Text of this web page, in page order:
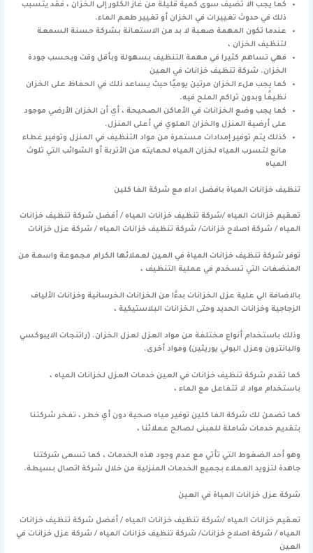
كما يجب الا تضيف سوى كمية قليلة من غاز الكلور إلى الخزان ، فقد يتسبب
ذلك في حدوث تغييرات في الخزان أو تغيير طعم الماء.
عندما تكون المهمة صعبة لا بد من الاستعانة بشركة حسنة السمعة
لتنظيف الخزان ،
فهي تساهم كثيرا في مهمة التنظيف بسهولة وبأقل وقت وبحسب جودة
الخزان. شركة تنظيف خزانات في العين
كما يجب ملء الخزان مرتين يوميًا حيث يساعد ذلك في الحفاظ على الخزان
نظيفًا وبدون تراكم الملح فيه.
كما يجب وضع الخزانات في الأماكن الصحيحة ، أي أن الخزان الأرضي موجود
على أرضية المنزل والخزان العلوي في أعلى المنزل.
كذلك يتم توفير إمدادات مستمرة من مواد التنظيف في المنزل وتوفير غطاء
مانع لتسرب المياه لخزان المياه لحمايته من الأتربة أو الشوائب التي تلوث
المياه
تنظيف خزانات المياة بافضل اداء مع شركة الفا كلين
تعقيم خزانات المياه /شركة تنظيف خزانات المياه / أفضل شركة تنظيف خزانات
المياه / شركة اصلاح خزانات/ شركة تنظيف خزانات المياه / شركة عزل خزانات
توفر شركة تنظيف خزانات المياة في العين لعملائها الكرام مجموعة واسعة من
المنضفات التي تسخدم في عملية التنظيف ،
بالاضافة الي علية عزل الخزانات بدءًا من الخزانات الخرسانية وخزانات الألياف
الزجاجية وخزانات الحديد وحتى الخزانات البلاستيكية ،
وذلك باستخدام أنواع مختلفة من مواد العزل لعزل الخزان. (راتنجات الايبوكسي
والبانترون وعزل البولي يوريثين) ومواد أخرى.
كما تقدم شركة تنظيف خزانات في العين خدمات العزل لخزانات المياه ،
باستخدام مواد لا تتفاعل مع الماء ،
كما تضمن لك شركة الفا كلين توفير مياه صحية دون أي خطر ، تفخر شركتنا
بتقديم خدمات شاملة للمبنى لصالح عملائنا ،
وهو أحد الضغوط التي تأتي مع عدم وجود هذه الخدمات ، كما تسعى شركتنا
جاهدة لتزويد العملاء بجميع الخدمات المنزلية من خلال شركة اتصال بسيطة.
شركة عزل خزانات المياة في العين
تعقيم خزانات المياه /شركة تنظيف خزانات المياه / أفضل شركة تنظيف خزانات
المياه / شركة اصلاح خزانات/ شركة تنظيف خزانات المياه / شركة عزل خزانات في
العين